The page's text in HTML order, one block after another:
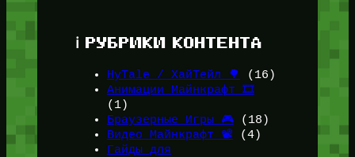
ℹ️ РУБРИКИ КОНТЕНТА
HyTale / ХайТейл 🌳
(16)
Анимации Майнкрафт 🎞️
(1)
Браузерные Игры 🎮(18)
Видео Майнкрафт 📽️ (4)
Гайды для